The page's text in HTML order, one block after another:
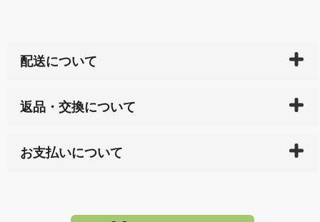
配送について
天ペイ」の方はご注文受付後）、 長崎県下全域に点在
サイト内で購入された商品の送料は、こちらの
全国送
返品・交換について
または配送途中の 事故などで不都合が生じている場合
品代金を返金いたします。）
お支払いについて